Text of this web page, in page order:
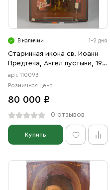
В наличии 1-2 дня
Старинная икона св. Иоанн
Предтеча, Ангел пустыни, 19
век
арт. 110093
Розничная цена
80 000 ₽
0 отзывов
Купить